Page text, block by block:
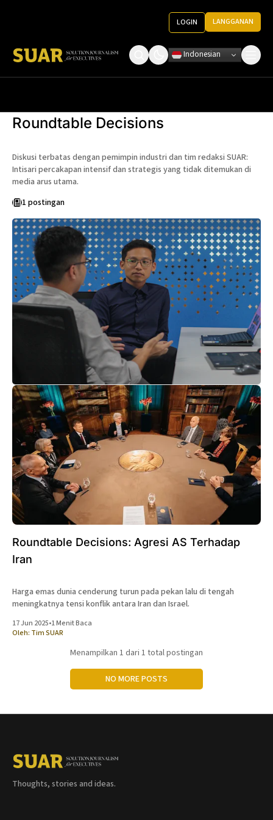
LOGIN LANGGANAN
Ketentuan Penggunaan
Pedoman Media
Indonesian
Roundtable Decisions
Diskusi terbatas dengan pemimpin industri dan tim redaksi SUAR:
Intisari percakapan intensif dan strategis yang tidak ditemukan di
media arus utama.
1 postingan
Roundtable Decisions: Agresi AS Terhadap
Iran
Harga emas dunia cenderung turun pada pekan lalu di tengah
meningkatnya tensi konflik antara Iran dan Israel.
17 Jun 2025•1 Menit Baca
Oleh: Tim SUAR
Menampilkan 1 dari 1 total postingan
NO MORE POSTS
Thoughts, stories and ideas.